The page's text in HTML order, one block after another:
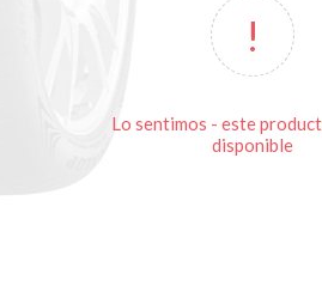
Lo sentimos - este
disponible